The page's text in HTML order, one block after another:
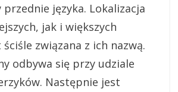
przednie języka. Lokalizacja
jak i większych
ściśle związana z ich nazwą.
odbywa się przy udziale
Następnie jest